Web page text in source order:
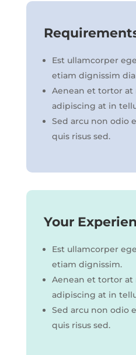
Est ullamcorper
etiam dignissim
Aenean et tortor at
adipiscing at in
Sed arcu non odio
quis risus sed.
Your
Est ullamcorper
etiam dignissim.
Aenean et tortor at
adipiscing at in
Sed arcu non odio
quis risus sed.